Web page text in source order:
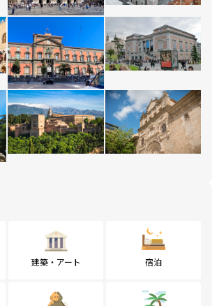
建築・アート 宿泊